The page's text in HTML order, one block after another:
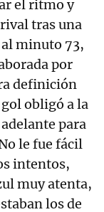
el ritmo y
tras una
minuto 73,
por
definición
obligó a la
para
le fue fácil
intentos,
muy atenta,
los de